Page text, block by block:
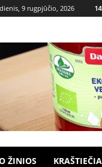
9 rugpjūčio, 2026
ŽINIOS